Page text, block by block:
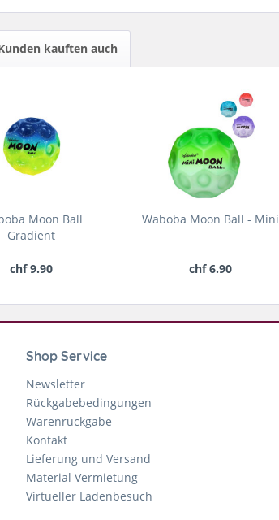
kauften auch
Moon Ball
Gradient
chf 9.90
Waboba Moon Ball - Mini
chf 6.90
Shop Service
Newsletter
Rückgabebedingungen
Warenrückgabe
Kontakt
Lieferung und Versand
Material Vermietung
Virtueller Ladenbesuch